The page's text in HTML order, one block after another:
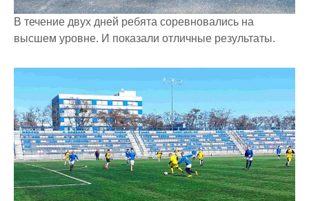
В течение двух дней ребята соревновались на
высшем уровне. И показали отличные результаты.